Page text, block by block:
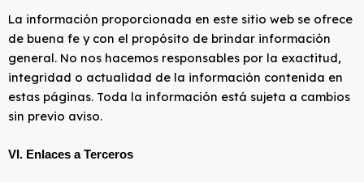
La información proporcionada en este sitio web se ofrece
de buena fe y con el propósito de brindar información
general. No nos hacemos responsables por la exactitud,
integridad o actualidad de la información contenida en
estas páginas. Toda la información está sujeta a cambios
sin previo aviso.
VI. Enlaces a Terceros